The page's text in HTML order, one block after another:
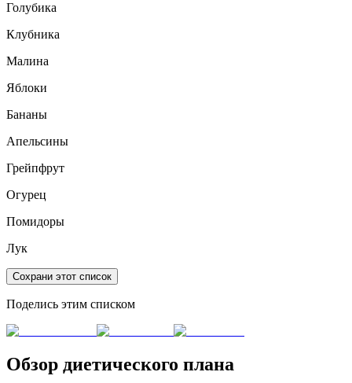
Голубика
Клубника
Малина
Яблоки
Бананы
Апельсины
Грейпфрут
Огурец
Помидоры
Лук
Сохрани этот список
Поделись этим списком
Обзор диетического плана